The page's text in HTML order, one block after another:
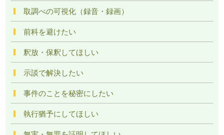
取調べの可視化（録音・録画）
前科を避けたい
釈放・保釈してほしい
示談で解決したい
事件のことを秘密にしたい
執行猶予にしてほしい